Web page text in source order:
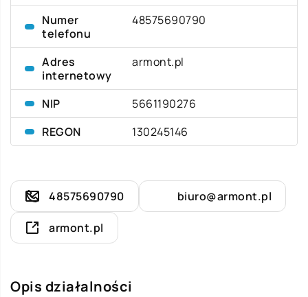
Numer
telefonu
48575690790
Adres
internetowy
armont.pl
NIP
5661190276
REGON
130245146
48575690790 biuro@armont.pl
armont.pl
Opis działalności